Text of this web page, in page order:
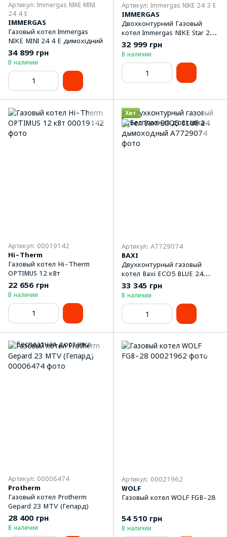
Артикул: Immergas NIKE MINI
24 4 E
IMMERGAS
Газовый котел Immergas
NIKE MINI 24 4 E димохідний
34 899 грн
В наличии
Артикул: Immergas NIKE 24 3 E
IMMERGAS
Двохконтурний Газовый
котел Immergas NIKE Star 24
4 E димохідний
32 999 грн
В наличии
Артикул: 00019142
Hi-Therm
Газовый котел Hi-Therm
OPTIMUS 12 кВт
22 656 грн
В наличии
Хит
Артикул: A7729074
BAXI
Двухконтурный газовый
котел Baxi ECO5 BLUE 24
дымоходный
33 345 грн
В наличии
Артикул: 00006474
Protherm
Газовый котел Protherm
Gepard 23 MTV (Гепард)
28 400 грн
В наличии
Артикул: 00021962
WOLF
Газовый котел WOLF FGB-28
54 510 грн
В наличии